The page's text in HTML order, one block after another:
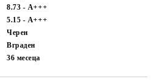
8.73 - А+++
5.15 - А+++
Черен
Вграден
36 месеца